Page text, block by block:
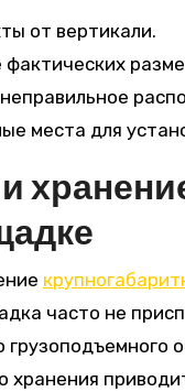
от вертикали.
фактических
места для
часто не
хранения